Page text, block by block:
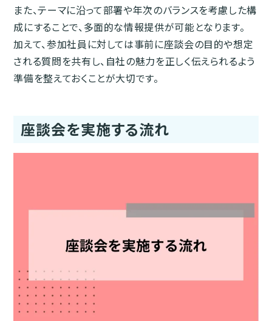
また、テーマに沿って部署や年次のバランスを考慮した構
成にすることで、多面的な情報提供が可能となります。
加えて、参加社員に対しては事前に座談会の目的や想定
される質問を共有し、自社の魅力を正しく伝えられるよう
準備を整えておくことが大切です。
座談会を実施する流れ